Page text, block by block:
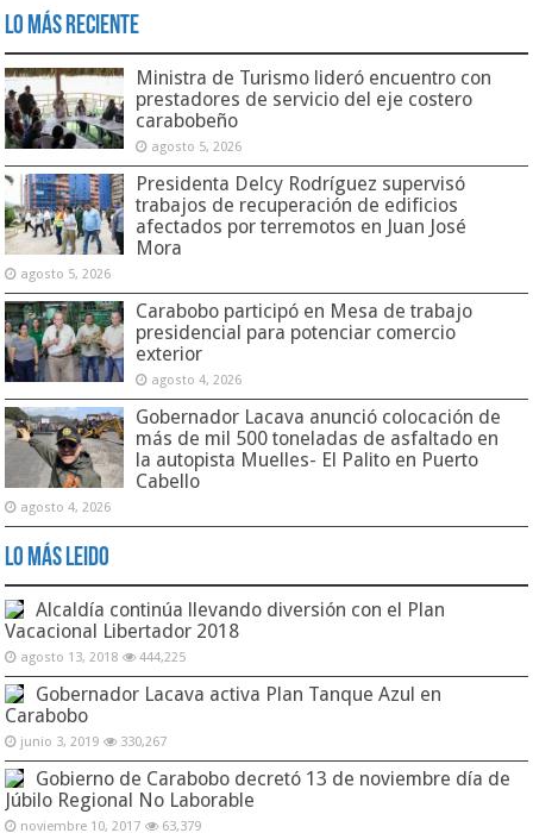
Lo Más Reciente
Ministra de Turismo lideró encuentro con
prestadores de servicio del eje costero
carabobeño
agosto 5, 2026
Presidenta Delcy Rodríguez supervisó
trabajos de recuperación de edificios
afectados por terremotos en Juan José
Mora
agosto 5, 2026
Carabobo participó en Mesa de trabajo
presidencial para potenciar comercio
exterior
agosto 4, 2026
Gobernador Lacava anunció colocación de
más de mil 500 toneladas de asfaltado en
la autopista Muelles- El Palito en Puerto
Cabello
agosto 4, 2026
Lo Más Leido
Alcaldía continúa llevando diversión con el Plan
Vacacional Libertador 2018
agosto 13, 2018 444,225
Gobernador Lacava activa Plan Tanque Azul en
Carabobo
junio 3, 2019 330,267
Gobierno de Carabobo decretó 13 de noviembre día de
Júbilo Regional No Laborable
noviembre 10, 2017 63,379